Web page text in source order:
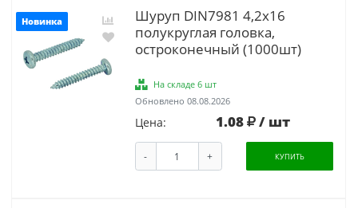
Новинка
Шуруп DIN7981 4,2х16
полукруглая головка,
остроконечный (1000шт)
На складе 6 шт
Обновлено 08.08.2026
Цена: 1.08 / шт
- + КУПИТЬ